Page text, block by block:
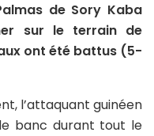
de Sory Kaba
sur le terrain de
ont été battus (5-
l’attaquant guinéen
banc durant tout le